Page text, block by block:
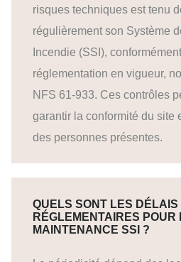
risques techniques est tenu
régulièrement son Système
Incendie (SSI),
réglementation en vigueur,
NFS 61-933. Ces contrôles
garantir la conformité du site
des personnes présentes.
QUELS SONT LES DÉLAIS
RÉGLEMENTAIRES POUR
MAINTENANCE SSI ?